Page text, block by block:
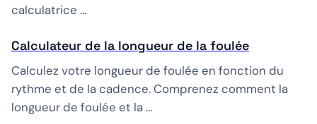
calculatrice …
Calculateur de la longueur de la foulée
Calculez votre longueur de foulée en fonction du
rythme et de la cadence. Comprenez comment la
longueur de foulée et la …